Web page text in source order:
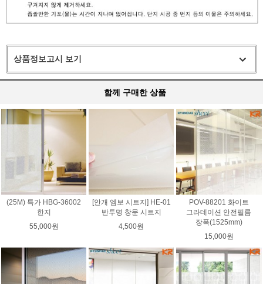
상품정보고시 보기
함께 구매한 상품
(25M) 특가 HBG-36002
한지
55,000원
[안개 엠보 시트지] HE-01
반투명 창문 시트지
4,500원
POV-88201 화이트
그라데이션 안전필름
장폭(1525mm)
15,000원